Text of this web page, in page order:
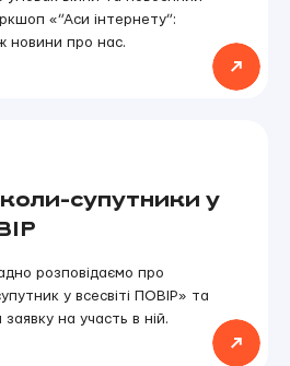
«”Аси інтернету”:
новини про нас.
супутники у
розповідаємо про
у всесвіті ПОВІР» та
на участь в ній.